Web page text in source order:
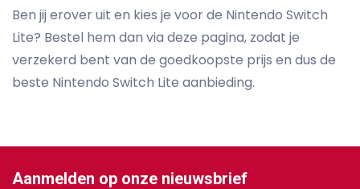
Ben jij erover uit en kies je voor de Nintendo Switch
Lite? Bestel hem dan via deze pagina, zodat je
verzekerd bent van de goedkoopste prijs en dus de
beste Nintendo Switch Lite aanbieding.
Aanmelden op onze nieuwsbrief